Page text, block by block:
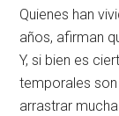
Quienes han
años, afirman
Y, si bien es
temporales
arrastrar